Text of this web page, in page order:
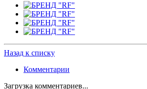
Назад к списку
Комментарии
Загрузка комментариев...